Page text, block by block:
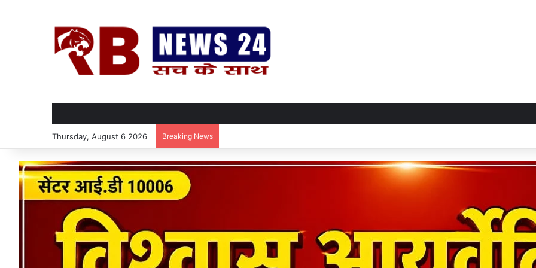
Thursday, August 6 2026 Breaking News